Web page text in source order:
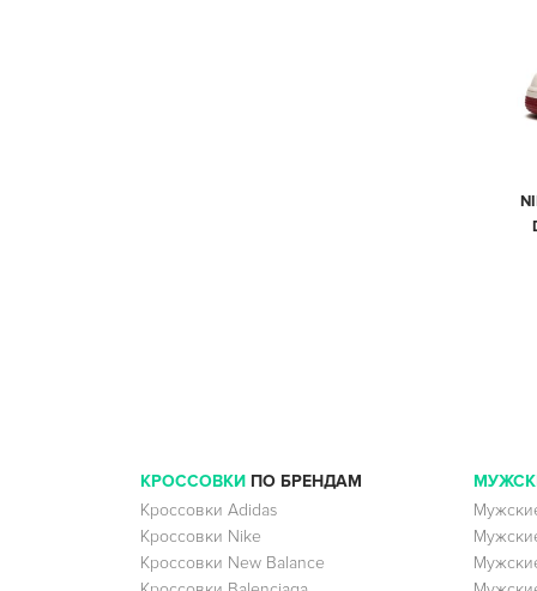
КРОССОВКИ ПО БРЕНДАМ
Кроссовки Adidas
Кроссовки Nike
Кроссовки New Balance